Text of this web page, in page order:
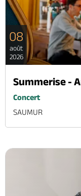
08
août
2026
Summerise -
Concert
SAUMUR